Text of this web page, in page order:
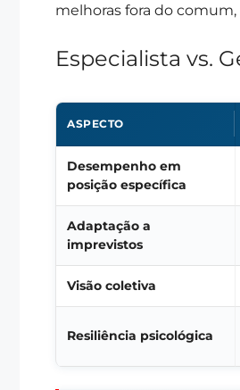
melhoras fora do
Especialista vs.
ASPECTO
Desempenho em
posição específica
Adaptação a
imprevistos
Visão coletiva
Resiliência psicológica